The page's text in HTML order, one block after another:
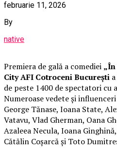
februarie 11, 2026
By
native
Premiera de gală a comediei
City AFI Cotroceni București
de peste 1400 de spectatori cu
Numeroase vedete și
George Tănase, Ioana State,
Vatavu, Vlad Gherman, Oana
Azaleea Necula, Ioana
Cătălin Coșarcă și Toto